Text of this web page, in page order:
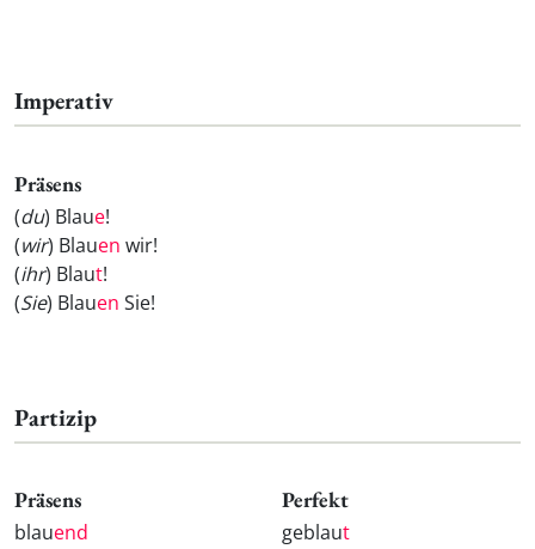
Imperativ
Präsens
(du) Blaue!
(wir) Blauen wir!
(ihr) Blaut!
(Sie) Blauen Sie!
Partizip
Präsens
blauend
Perfekt
geblaut